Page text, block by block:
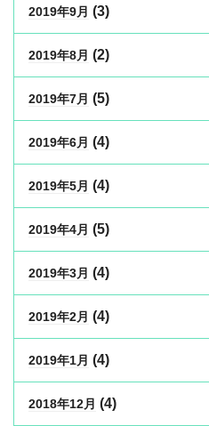
2019年9月 (3)
2019年8月 (2)
2019年7月 (5)
2019年6月 (4)
2019年5月 (4)
2019年4月 (5)
2019年3月 (4)
2019年2月 (4)
2019年1月 (4)
2018年12月 (4)